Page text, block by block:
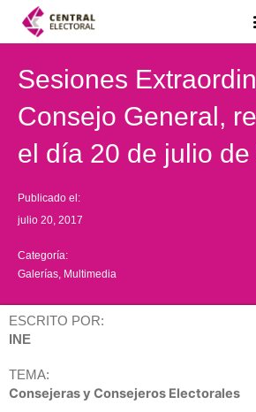
Sesiones
Consejo General,
el día 20 de julio de
Publicado el:
julio 20, 2017
Categoría:
Galerías Multimedia
ESCRITO POR:
INE
TEMA:
Consejeras y Consejeros Electorales